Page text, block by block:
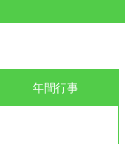
年間行事